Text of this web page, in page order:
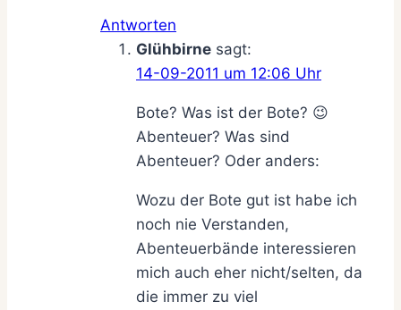
Antworten
Glühbirne sagt:
14-09-2011 um 12:06 Uhr
Bote? Was ist der Bote? 😉
Abenteuer? Was sind
Abenteuer? Oder anders:
Wozu der Bote gut ist habe ich
noch nie Verstanden,
Abenteuerbände interessieren
mich auch eher nicht/selten, da
die immer zu viel